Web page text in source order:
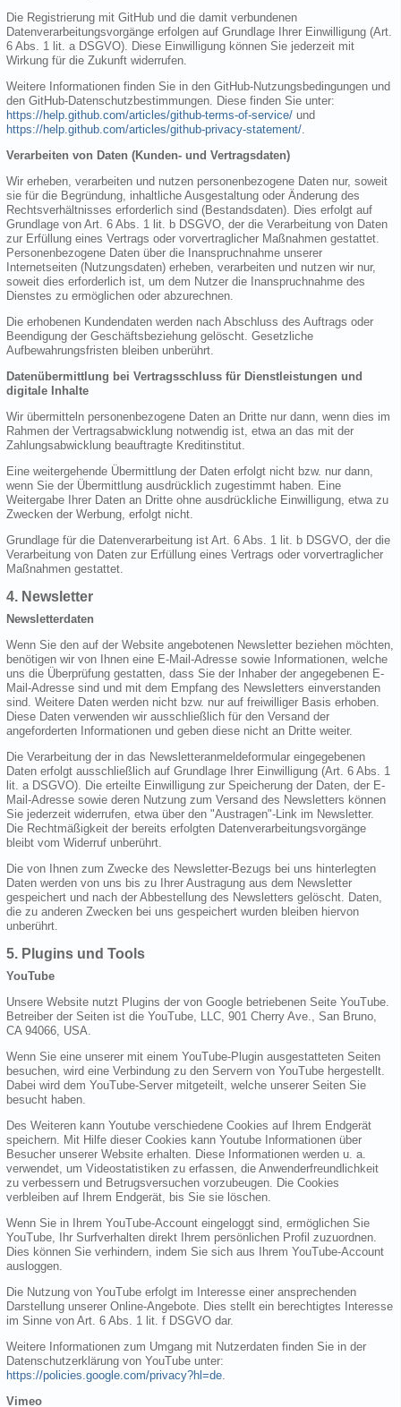
Die Registrierung mit GitHub und die damit verbundenen
Datenverarbeitungsvorgänge erfolgen auf Grundlage Ihrer Einwilligung (Art.
6 Abs. 1 lit. a DSGVO). Diese Einwilligung können Sie jederzeit mit
Wirkung für die Zukunft widerrufen.
Weitere Informationen finden Sie in den GitHub-Nutzungsbedingungen und
den GitHub-Datenschutzbestimmungen. Diese finden Sie unter:
https://help.github.com/articles/github-terms-of-service/ und
https://help.github.com/articles/github-privacy-statement/.
Verarbeiten von Daten (Kunden- und Vertragsdaten)
Wir erheben, verarbeiten und nutzen personenbezogene Daten nur, soweit
sie für die Begründung, inhaltliche Ausgestaltung oder Änderung des
Rechtsverhältnisses erforderlich sind (Bestandsdaten). Dies erfolgt auf
Grundlage von Art. 6 Abs. 1 lit. b DSGVO, der die Verarbeitung von Daten
zur Erfüllung eines Vertrags oder vorvertraglicher Maßnahmen gestattet.
Personenbezogene Daten über die Inanspruchnahme unserer
Internetseiten (Nutzungsdaten) erheben, verarbeiten und nutzen wir nur,
soweit dies erforderlich ist, um dem Nutzer die Inanspruchnahme des
Dienstes zu ermöglichen oder abzurechnen.
Die erhobenen Kundendaten werden nach Abschluss des Auftrags oder
Beendigung der Geschäftsbeziehung gelöscht. Gesetzliche
Aufbewahrungsfristen bleiben unberührt.
Datenübermittlung bei Vertragsschluss für Dienstleistungen und
digitale Inhalte
Wir übermitteln personenbezogene Daten an Dritte nur dann, wenn dies im
Rahmen der Vertragsabwicklung notwendig ist, etwa an das mit der
Zahlungsabwicklung beauftragte Kreditinstitut.
Eine weitergehende Übermittlung der Daten erfolgt nicht bzw. nur dann,
wenn Sie der Übermittlung ausdrücklich zugestimmt haben. Eine
Weitergabe Ihrer Daten an Dritte ohne ausdrückliche Einwilligung, etwa zu
Zwecken der Werbung, erfolgt nicht.
Grundlage für die Datenverarbeitung ist Art. 6 Abs. 1 lit. b DSGVO, der die
Verarbeitung von Daten zur Erfüllung eines Vertrags oder vorvertraglicher
Maßnahmen gestattet.
4. Newsletter
Newsletterdaten
Wenn Sie den auf der Website angebotenen Newsletter beziehen möchten,
benötigen wir von Ihnen eine E-Mail-Adresse sowie Informationen, welche
uns die Überprüfung gestatten, dass Sie der Inhaber der angegebenen E-
Mail-Adresse sind und mit dem Empfang des Newsletters einverstanden
sind. Weitere Daten werden nicht bzw. nur auf freiwilliger Basis erhoben.
Diese Daten verwenden wir ausschließlich für den Versand der
angeforderten Informationen und geben diese nicht an Dritte weiter.
Die Verarbeitung der in das Newsletteranmeldeformular eingegebenen
Daten erfolgt ausschließlich auf Grundlage Ihrer Einwilligung (Art. 6 Abs. 1
lit. a DSGVO). Die erteilte Einwilligung zur Speicherung der Daten, der E-
Mail-Adresse sowie deren Nutzung zum Versand des Newsletters können
Sie jederzeit widerrufen, etwa über den "Austragen"-Link im Newsletter.
Die Rechtmäßigkeit der bereits erfolgten Datenverarbeitungsvorgänge
bleibt vom Widerruf unberührt.
Die von Ihnen zum Zwecke des Newsletter-Bezugs bei uns hinterlegten
Daten werden von uns bis zu Ihrer Austragung aus dem Newsletter
gespeichert und nach der Abbestellung des Newsletters gelöscht. Daten,
die zu anderen Zwecken bei uns gespeichert wurden bleiben hiervon
unberührt.
5. Plugins und Tools
YouTube
Unsere Website nutzt Plugins der von Google betriebenen Seite YouTube.
Betreiber der Seiten ist die YouTube, LLC, 901 Cherry Ave., San Bruno,
CA 94066, USA.
Wenn Sie eine unserer mit einem YouTube-Plugin ausgestatteten Seiten
besuchen, wird eine Verbindung zu den Servern von YouTube hergestellt.
Dabei wird dem YouTube-Server mitgeteilt, welche unserer Seiten Sie
besucht haben.
Des Weiteren kann Youtube verschiedene Cookies auf Ihrem Endgerät
speichern. Mit Hilfe dieser Cookies kann Youtube Informationen über
Besucher unserer Website erhalten. Diese Informationen werden u. a.
verwendet, um Videostatistiken zu erfassen, die Anwenderfreundlichkeit
zu verbessern und Betrugsversuchen vorzubeugen. Die Cookies
verbleiben auf Ihrem Endgerät, bis Sie sie löschen.
Wenn Sie in Ihrem YouTube-Account eingeloggt sind, ermöglichen Sie
YouTube, Ihr Surfverhalten direkt Ihrem persönlichen Profil zuzuordnen.
Dies können Sie verhindern, indem Sie sich aus Ihrem YouTube-Account
ausloggen.
Die Nutzung von YouTube erfolgt im Interesse einer ansprechenden
Darstellung unserer Online-Angebote. Dies stellt ein berechtigtes Interesse
im Sinne von Art. 6 Abs. 1 lit. f DSGVO dar.
Weitere Informationen zum Umgang mit Nutzerdaten finden Sie in der
Datenschutzerklärung von YouTube unter:
https://policies.google.com/privacy?hl=de
Vimeo